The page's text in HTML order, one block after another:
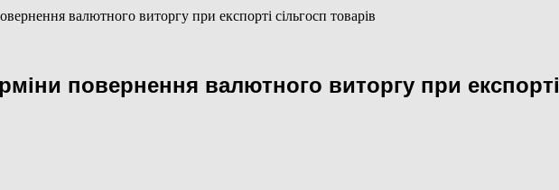
валютного виторгу при експорті сільгосп товарів
повернення валютного виторгу при експорті